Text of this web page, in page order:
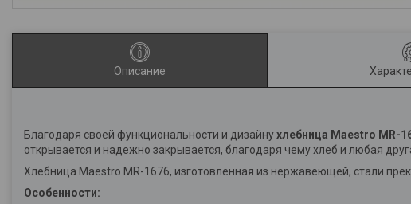
Описание
Благодаря своей функциональности и дизайнухлебница Maestro MR-
открывается и надежно закрывается, благодаря чему хлеб и любая
Хлебница Maestro MR-1676, изготовленная из нержавеющей, стали
Особенности: